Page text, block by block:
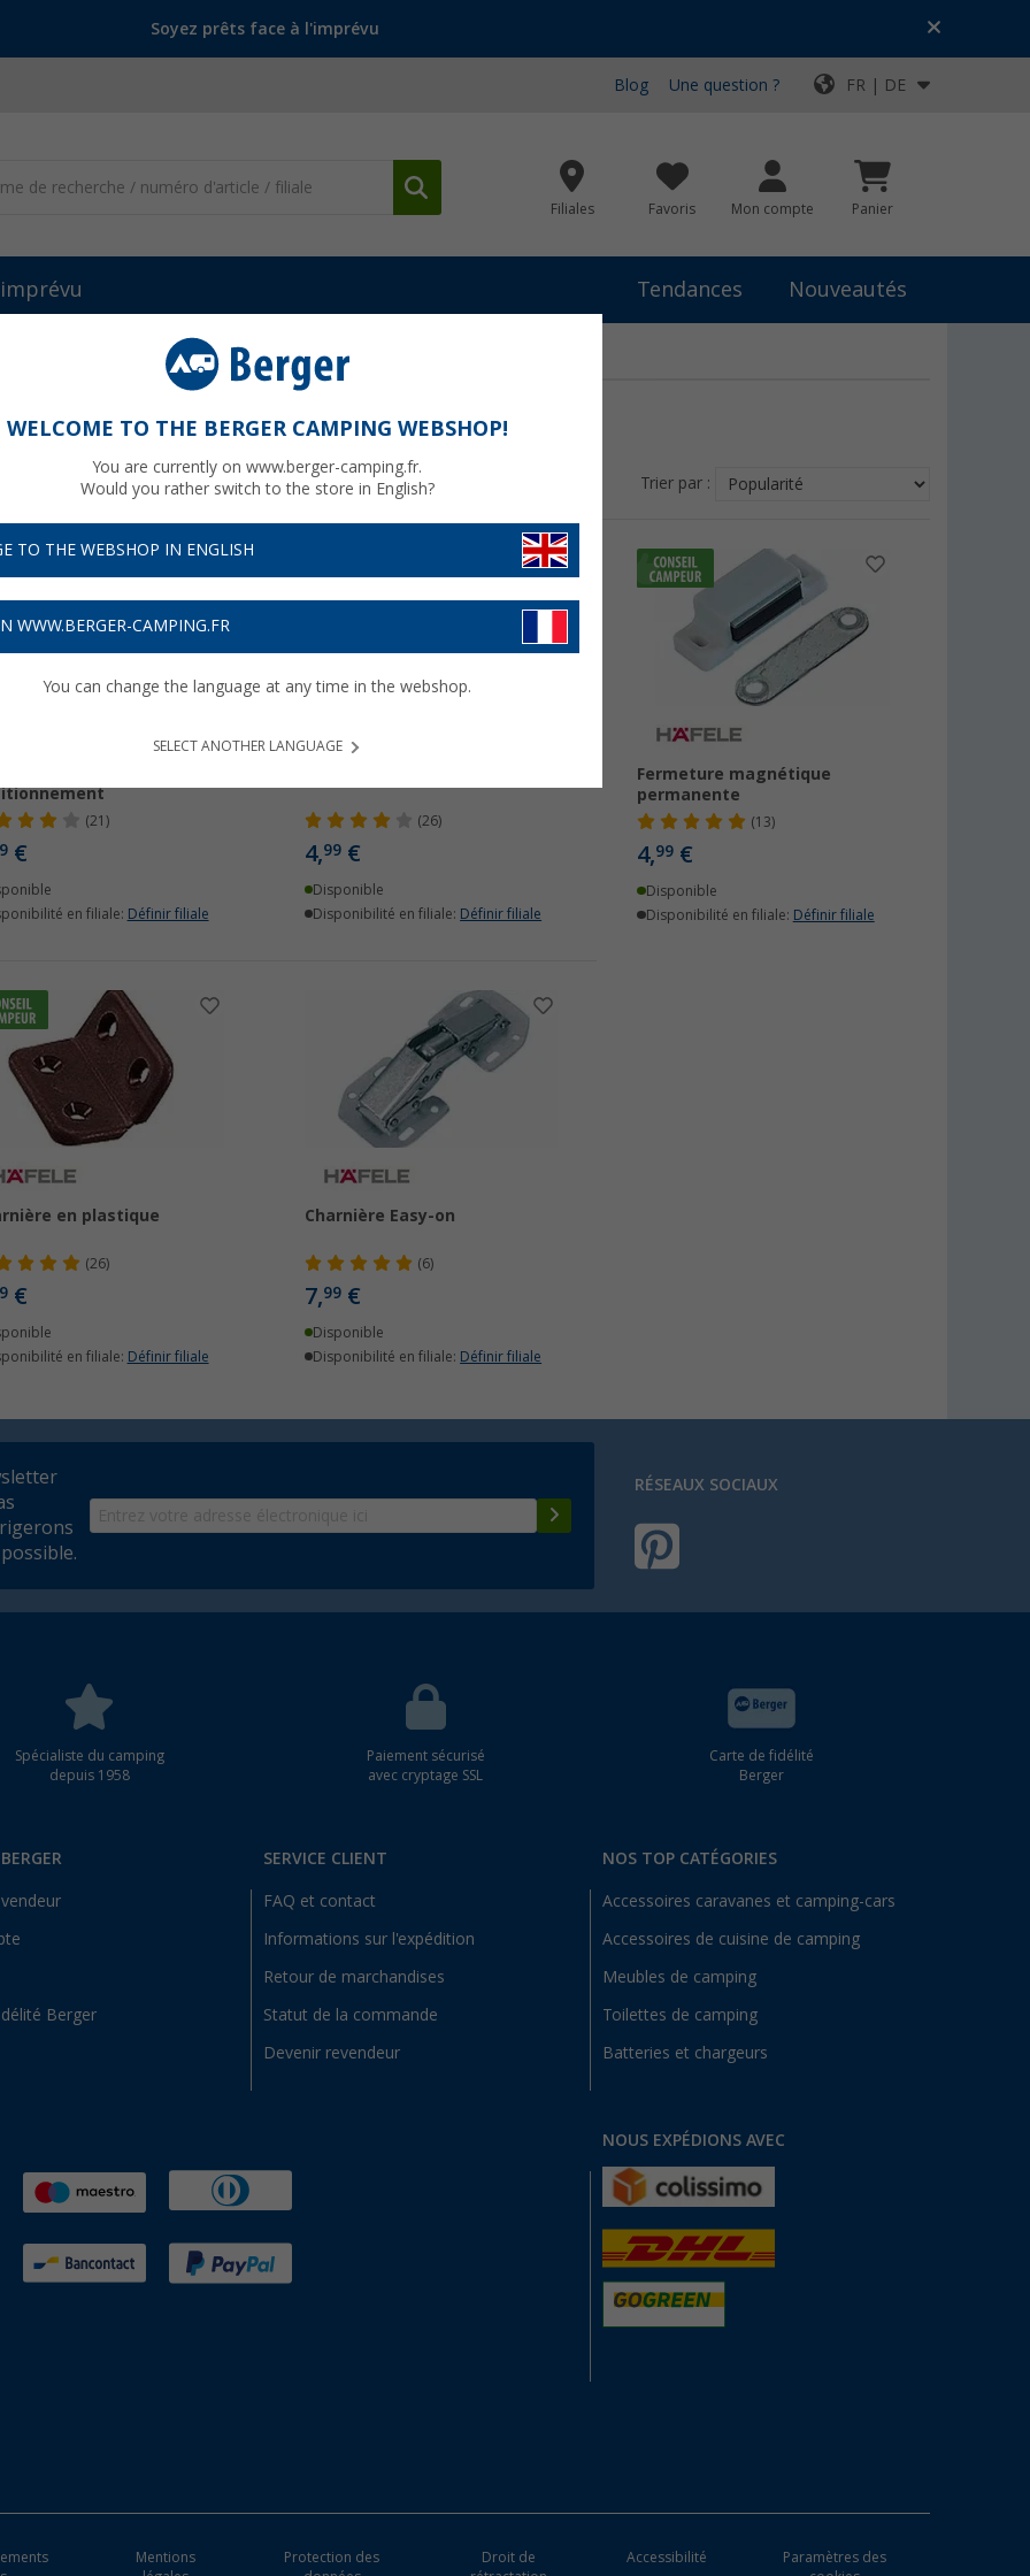
Soyez prêts face à l'imprévu
Blog Une question ? FR | DE
Filiales Favoris Mon compte Panier
Tendances Nouveautés
Trier par :
(21)
€
en filiale: Définir filiale
(26)
4,99€
Disponible
Disponibilité en filiale: Définir filiale
Fermeture magnétique
permanente
(13)
4,99 €
Disponible
Disponibilité en filiale: Définir filiale
en plastique
(26)
€
en filiale: Définir filiale
Charnière Easy-on
(6)
7,99€
Disponible
Disponibilité en filiale: Définir filiale
RÉSEAUX SOCIAUX
Spécialiste du camping
depuis 1958
Paiement sécurisé
avec cryptage SSL
Carte de fidélité
Berger
Berger
SERVICE CLIENT
FAQ et contact
Informations sur l'expédition
Retour de marchandises
Statut de la commande
Devenir revendeur
NOS TOP CATÉGORIES
Accessoires caravanes et camping-cars
Accessoires de cuisine de camping
Meubles de camping
Toilettes de camping
Batteries et chargeurs
NOUS EXPÉDIONS AVEC
Mentions
Protection des
Droit de
Accessibilité
Paramètres des
WELCOME TO THE BERGER CAMPING WEBSHOP!
You are currently on www.berger-camping.fr.
Would you rather switch to the store in English?
TO THE WEBSHOP IN ENGLISH
WWW.BERGER-CAMPING.FR
You can change the language at any time in the webshop.
SELECT ANOTHER LANGUAGE